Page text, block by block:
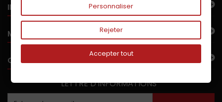
INFORMATIONS
MON COMPTE
CONTACTEZ-NOUS
LETTRE D'INFORMATIONS
Personnaliser
Rejeter
Accepter tout